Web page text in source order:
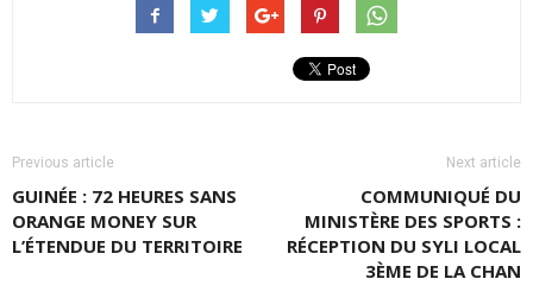
Previous article
GUINÉE : 72 HEURES SANS
ORANGE MONEY SUR
L’ÉTENDUE DU TERRITOIRE
Next article
COMMUNIQUÉ DU
MINISTÈRE DES SPORTS :
RÉCEPTION DU SYLI LOCAL
3ÈME DE LA CHAN